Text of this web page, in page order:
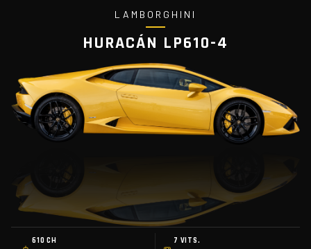
LAMBORGHINI
HURACÁN LP610-4
610 CH 7 VITS.